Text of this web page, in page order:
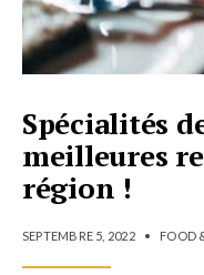
Spécialités
meilleures
région !
SEPTEMBRE 5, 2022 • FOOD